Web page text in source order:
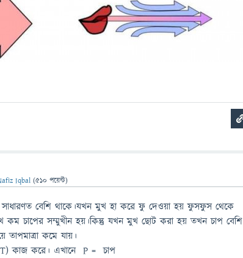
Iqbal (510 পয়েন্ট)
সাধারণত বেশি থাকে।যখন মুখ হা করে ফু দেওয়া হয় ফুসফুস থেকে
কম চাপের সম্মুখীন হয়।কিন্তু যখন মুখ ছোট করা হয় তখন চাপ বেশি
কমে যায়।
কাজ করে। এখানে P = চাপ